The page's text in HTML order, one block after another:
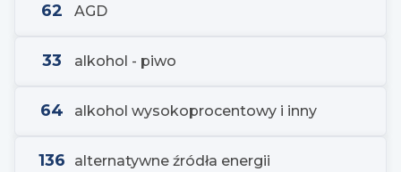
62 AGD
33 alkohol - piwo
64 alkohol wysokoprocentowy i inny
136 alternatywne źródła energii